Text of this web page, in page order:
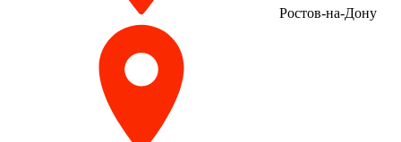
Ростов-на-Дону